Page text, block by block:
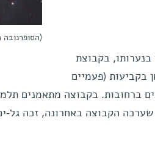
בקבוצת
בקביעות (פעמיים
ברחובות. בקבוצה מתאמנים
שערכה הקבוצה באחרונה, זכה גל-